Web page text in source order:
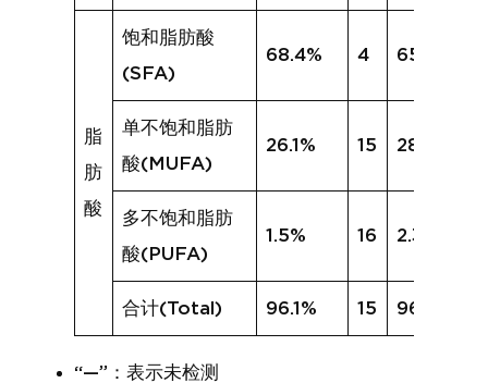
脂
肪
酸
饱和脂肪酸
(SFA)
68.4% 4 65.7%
单不饱和脂肪
酸(MUFA)
26.1% 15 28.4%
多不饱和脂肪
酸(PUFA)
1.5% 16 2.3%
合计(Total) 96.1% 15 96.5%
“—”：表示未检测